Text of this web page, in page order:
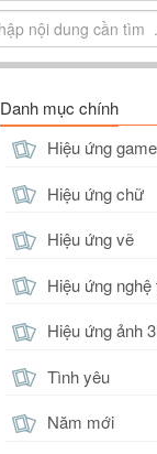
Danh mục chính
Hiệu ứng game
Hiệu ứng chữ
Hiệu ứng vẽ
Hiệu ứng nghệ
Hiệu ứng ảnh
Tình yêu
Năm mới